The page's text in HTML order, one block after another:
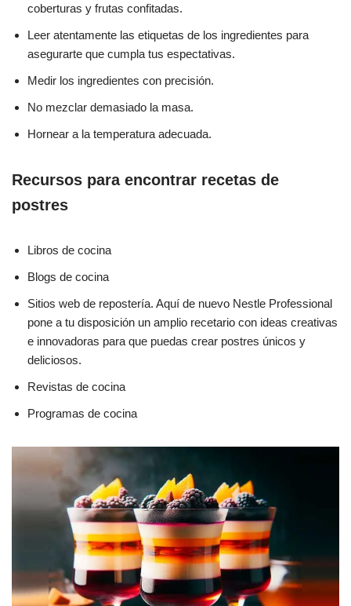
coberturas y frutas confitadas.
Leer atentamente las etiquetas de los ingredientes para
asegurarte que cumpla tus espectativas.
Medir los ingredientes con precisión.
No mezclar demasiado la masa.
Hornear a la temperatura adecuada.
Recursos para encontrar recetas de
postres
Libros de cocina
Blogs de cocina
Sitios web de repostería. Aquí de nuevo Nestle Professional
pone a tu disposición un amplio recetario con ideas creativas
e innovadoras para que puedas crear postres únicos y
deliciosos.
Revistas de cocina
Programas de cocina